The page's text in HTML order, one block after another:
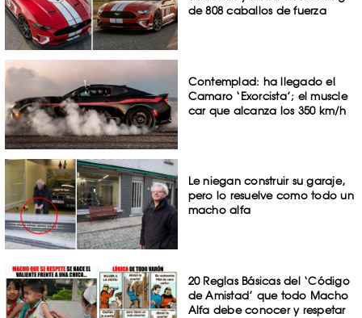
de 808 caballos de fuerza
Contemplad: ha llegado el
Camaro ‘Exorcista’; el muscle
car que alcanza los 350 km/h
Le niegan construir su garaje,
pero lo resuelve como todo un
macho alfa
20 Reglas Básicas del ‘Código
de Amistad’ que todo Macho
Alfa debe conocer y respetar